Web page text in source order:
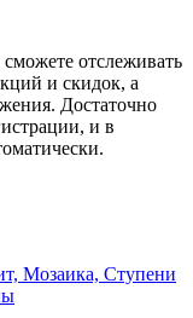
отслеживать
и скидок, а
Достаточно
и в
Мозаика, Ступени